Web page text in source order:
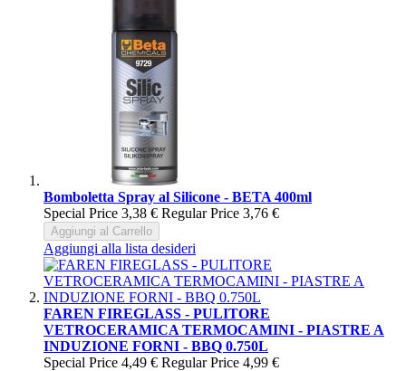
Bomboletta Spray al Silicone - BETA 400ml
Special Price 3,38 € Regular Price 3,76 €
Aggiungi al Carrello
Aggiungi alla lista desideri
FAREN FIREGLASS - PULITORE
VETROCERAMICA TERMOCAMINI - PIASTRE A
INDUZIONE FORNI - BBQ 0.750L
Special Price 4,49 € Regular Price 4,99 €